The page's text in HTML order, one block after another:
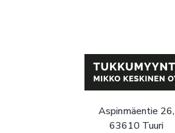
Aspinmäentie 26,
63610 Tuuri